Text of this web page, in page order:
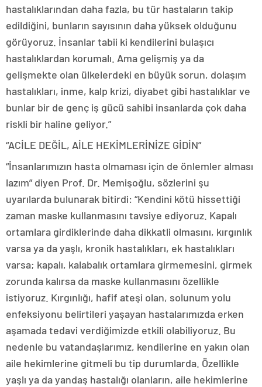
hastalıklarından daha fazla, bu tür hastaların takip
edildiğini, bunların sayısının daha yüksek olduğunu
görüyoruz. İnsanlar tabii ki kendilerini bulaşıcı
hastalıklardan korumalı. Ama gelişmiş ya da
gelişmekte olan ülkelerdeki en büyük sorun, dolaşım
hastalıkları, inme, kalp krizi, diyabet gibi hastalıklar ve
bunlar bir de genç iş gücü sahibi insanlarda çok daha
riskli bir haline geliyor.”
“ACİLE DEĞİL, AİLE HEKİMLERİNİZE GİDİN”
“İnsanlarımızın hasta olmaması için de önlemler alması
lazım” diyen Prof. Dr. Memişoğlu, sözlerini şu
uyarılarda bulunarak bitirdi: “Kendini kötü hissettiği
zaman maske kullanmasını tavsiye ediyoruz. Kapalı
ortamlara girdiklerinde daha dikkatli olmasını, kırgınlık
varsa ya da yaşlı, kronik hastalıkları, ek hastalıkları
varsa; kapalı, kalabalık ortamlara girmemesini, girmek
zorunda kalırsa da maske kullanmasını özellikle
istiyoruz. Kırgınlığı, hafif ateşi olan, solunum yolu
enfeksiyonu belirtileri yaşayan hastalarımızda erken
aşamada tedavi verdiğimizde etkili olabiliyoruz. Bu
nedenle bu vatandaşlarımız, kendilerine en yakın olan
aile hekimlerine gitmeli bu tip durumlarda. Özellikle
yaşlı ya da yandaş hastalığı olanların, aile hekimlerine